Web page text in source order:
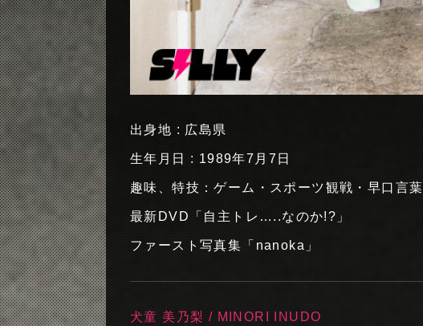
出身地 : 広島県
生年月日 : 1989年7月7日
趣味、特技：ゲーム・スポーツ観戦・早口言葉
最新DVD「自主トレ…..なのか!?」
ファースト写真集「nanoka」
犬童 美乃梨 / MINORI INUDO